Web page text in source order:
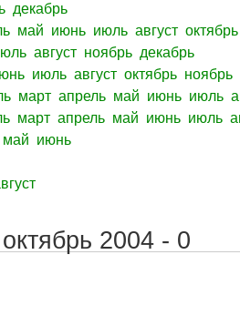
декабрь
май июнь июль август октябрь
август ноябрь декабрь
июль август октябрь ноябрь
март апрель май июнь июль
март апрель май июнь июль
май июнь
2004 - 0